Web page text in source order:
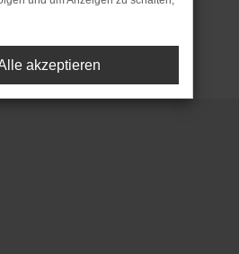
akzeptieren